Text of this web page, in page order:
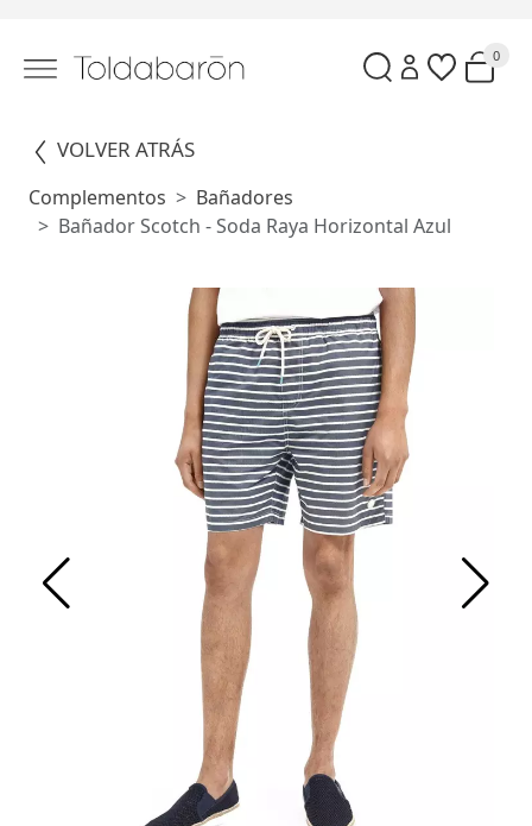
0
VOLVER ATRÁS
Complementos
Bañadores
Bañador Scotch - Soda Raya Horizontal Azul